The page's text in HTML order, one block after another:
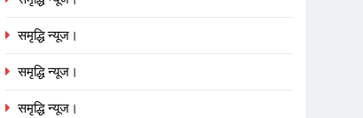
समृद्धि न्यूज।
समृद्धि न्यूज।
समृद्धि न्यूज।